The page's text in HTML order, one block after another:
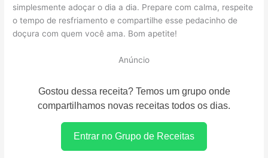
simplesmente adoçar o dia a dia. Prepare com calma, respeite
o tempo de resfriamento e compartilhe esse pedacinho de
doçura com quem você ama. Bom apetite!
Anúncio
Gostou dessa receita? Temos um grupo onde
compartilhamos novas receitas todos os dias.
Entrar no Grupo de Receitas